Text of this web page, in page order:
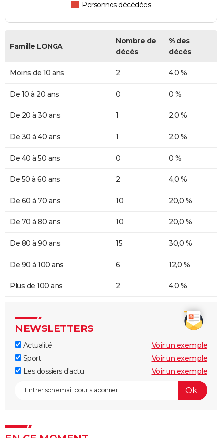
Personnes décédées
Famille LONGA
Nombre de
décès
% des
décès
Moins de 10 ans 2 4,0 %
De 10 à 20 ans 0 0 %
De 20 à 30 ans 1 2,0 %
De 30 à 40 ans 1 2,0 %
De 40 à 50 ans 0 0 %
De 50 à 60 ans 2 4,0 %
De 60 à 70 ans 10 20,0 %
De 70 à 80 ans 10 20,0 %
De 80 à 90 ans 15 30,0 %
De 90 à 100 ans 6 12,0 %
Plus de 100 ans 2 4,0 %
NEWSLETTERS
Actualité
Voir un exemple
Sport
Voir un exemple
Les dossiers d'actu
Voir un exemple